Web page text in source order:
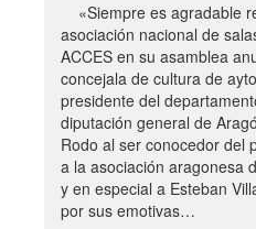
«Siempre es agradable
asociación nacional de
ACCES en su asamblea
concejala de cultura de
presidente del
diputación general de
Rodo al ser conocedor del
a la asociación aragonesa
y en especial a Esteban
por sus emotivas…